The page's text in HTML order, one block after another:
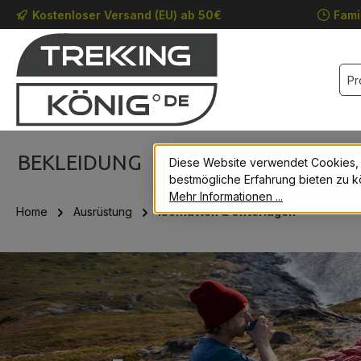
Hauptinhalt springen
Zur Suche springen
Zur Hauptnavigation springen
Kostenloser Versand (EU) ab 50€
BEKLEIDUNG SCHUHE
Home Ausrüstung Isomatten & Unterlagen
Diese Website verwendet Cookies,
bestmögliche Erfahrung bieten zu
Mehr Informationen ...